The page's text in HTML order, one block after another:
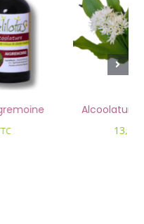
Alcoolature
13,50